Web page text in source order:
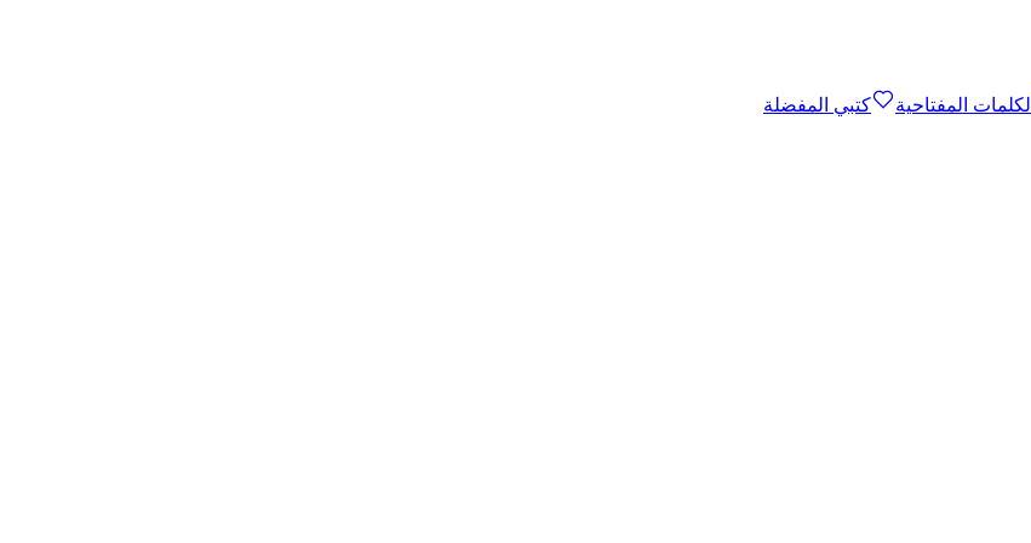
الكلمات المفتاحية
كتبي المفضلة